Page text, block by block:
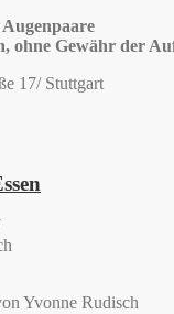
ohne Gewähr der
17/ Stuttgart
Yvonne Rudisch